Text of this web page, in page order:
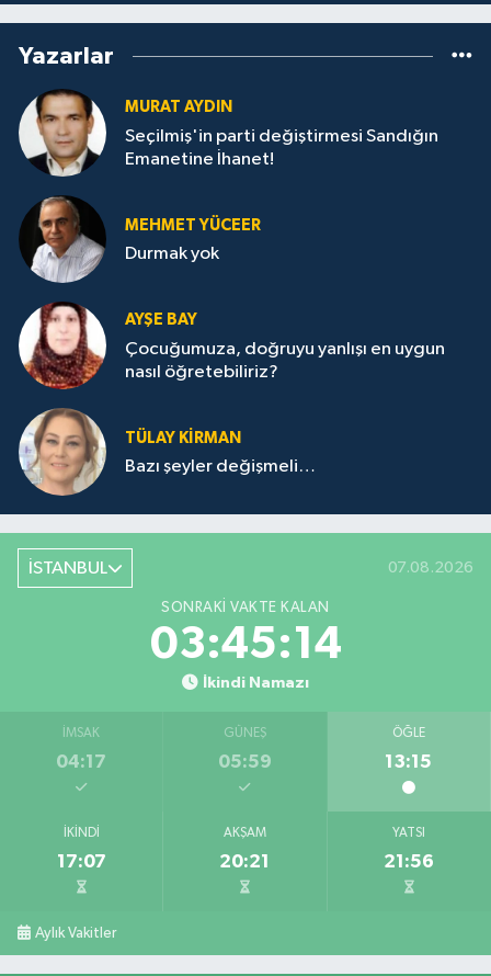
Yazarlar
MURAT AYDIN
Seçilmiş'in parti değiştirmesi Sandığın
Emanetine İhanet!
MEHMET YÜCEER
Durmak yok
AYŞE BAY
Çocuğumuza, doğruyu yanlışı en uygun
nasıl öğretebiliriz?
TÜLAY KİRMAN
Bazı şeyler değişmeli…
İSTANBUL 07.08.2026
SONRAKI VAKTE KALAN
03:45:14
İkindi Namazı
İMSAK
04:17
GÜNEŞ
05:59
ÖĞLE
13:15
İKINDI
17:07
AKŞAM
20:21
YATSI
21:56
Aylık Vakitler